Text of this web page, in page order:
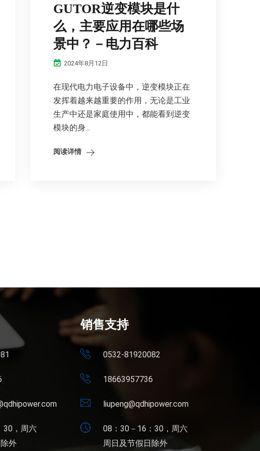
GUTOR逆变模块是什
么，主要应用在哪些场
景中？－电力百科
2024年8月12日
在现代电力电子设备中，逆变模块正在
发挥着越来越重要的作用，无论是工业
生产中还是家庭使用中，都能看到逆变
模块的身...
阅读详情
30，周六
外
销售支持
0532-81920082
18663957736
liupeng@qdhipower.com
08：30－16：30，周六
周日及节假日除外